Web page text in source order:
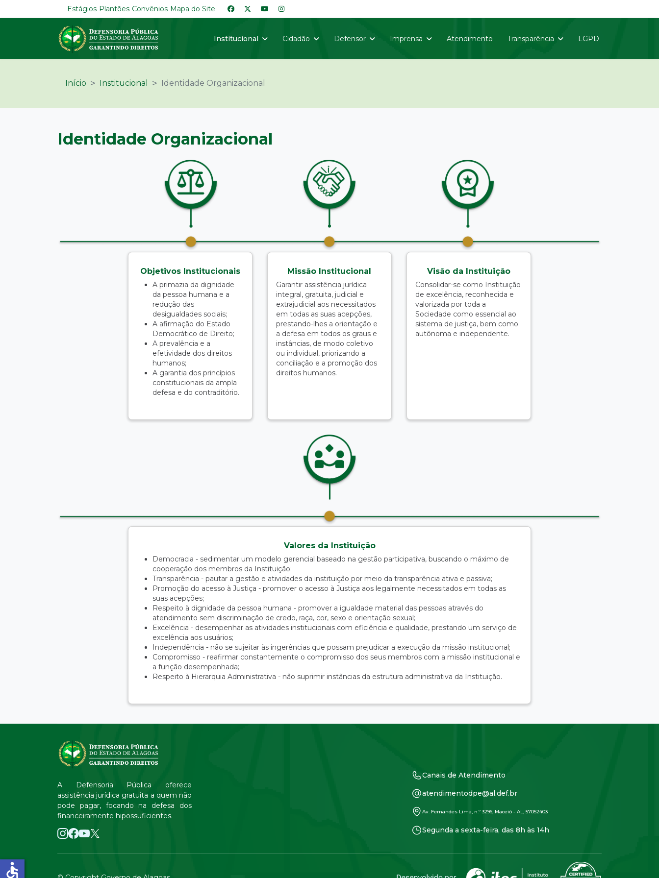
Estágios Plantões Convênios Mapa do Site
Institucional Cidadão Defensor Imprensa Atendimento Transparência LGPD
Início Institucional Identidade Organizacional
Identidade Organizacional
Objetivos Institucionais
A primazia da dignidade
da pessoa humana e a
redução das
desigualdades sociais;
A afirmação do Estado
Democrático de Direito;
A prevalência e a
efetividade dos direitos
humanos;
A garantia dos princípios
constitucionais da ampla
defesa e do contraditório.
Missão Institucional
Garantir assistência jurídica
integral, gratuita, judicial e
extrajudicial aos necessitados
em todas as suas acepções,
prestando-lhes a orientação e
a defesa em todos os graus e
instâncias, de modo coletivo
ou individual, priorizando a
conciliação e a promoção dos
direitos humanos.
Visão da Instituição
Consolidar-se como Instituição
de excelência, reconhecida e
valorizada por toda a
Sociedade como essencial ao
sistema de justiça, bem como
autônoma e independente.
Valores da Instituição
Democracia - sedimentar um modelo gerencial baseado na gestão participativa, buscando o máximo de
cooperação dos membros da Instituição;
Transparência - pautar a gestão e atividades da instituição por meio da transparência ativa e passiva;
Promoção do acesso à Justiça - promover o acesso à Justiça aos legalmente necessitados em todas as
suas acepções;
Respeito à dignidade da pessoa humana - promover a igualdade material das pessoas através do
atendimento sem discriminação de credo, raça, cor, sexo e orientação sexual;
Excelência - desempenhar as atividades institucionais com eficiência e qualidade, prestando um serviço de
excelência aos usuários;
Independência - não se sujeitar às ingerências que possam prejudicar a execução da missão institucional;
Compromisso - reafirmar constantemente o compromisso dos seus membros com a missão institucional e
a função desempenhada;
Respeito à Hierarquia Administrativa - não suprimir instâncias da estrutura administrativa da Instituição.
A Defensoria Pública oferece
assistência jurídica gratuita a quem não
pode pagar, focando na defesa dos
financeiramente hipossuficientes.
Canais de Atendimento
atendimentodpe@al.def.br
Av. Fernandes Lima, n.º 3296, Maceió - AL, 57052403
Segunda a sexta-feira, das 8h às 14h
accessible